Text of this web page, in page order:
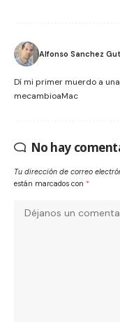
Alfonso Sanchez
Dí mi primer muerdo a
mecambioaMac
No hay
Tu dirección de correo
están marcados con *